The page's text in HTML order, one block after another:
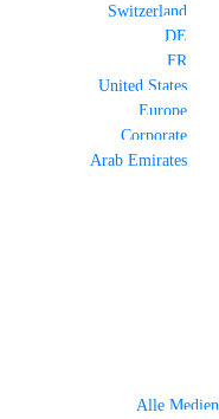
Switzerland
DE
FR
United States
Europe
Corporate
Arab Emirates
Alle Medien